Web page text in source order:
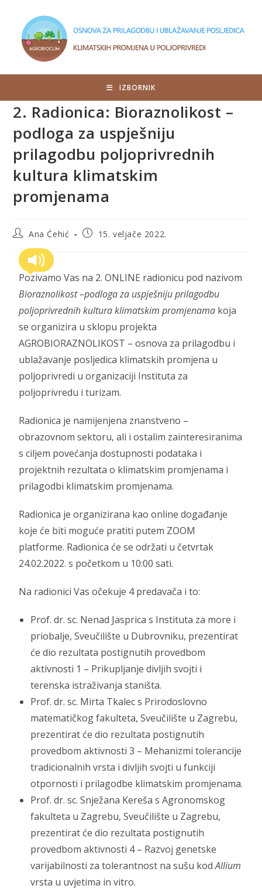
IZBORNIK
2. Radionica: Bioraznolikost –
podloga za uspješniju
prilagodbu poljoprivrednih
kultura klimatskim
promjenama
Ana Ćehić 15. veljače 2022.
Pozivamo Vas na 2. ONLINE radionicu pod nazivom
Bioraznolikost –podloga za uspješniju prilagodbu
poljoprivrednih kultura klimatskim promjenama koja
se organizira u sklopu projekta
AGROBIORAZNOLIKOST – osnova za prilagodbu i
ublažavanje posljedica klimatskih promjena u
poljoprivredi u organizaciji Instituta za
poljoprivredu i turizam.
Radionica je namijenjena znanstveno –
obrazovnom sektoru, ali i ostalim zainteresiranima
s ciljem povećanja dostupnosti podataka i
projektnih rezultata o klimatskim promjenama i
prilagodbi klimatskim promjenama.
Radionica je organizirana kao online događanje
koje će biti moguće pratiti putem ZOOM
platforme. Radionica će se održati u četvrtak
24.02.2022. s početkom u 10:00 sati.
Na radionici Vas očekuje 4 predavača i to:
Prof. dr. sc. Nenad Jasprica s Instituta za more i
priobalje, Sveučilište u Dubrovniku, prezentirat
će dio rezultata postignutih provedbom
aktivnosti 1 – Prikupljanje divljih svojti i
terenska istraživanja staništa.
Prof. dr. sc. Mirta Tkalec s Prirodoslovno
matematičkog fakulteta, Sveučilište u Zagrebu,
prezentirat će dio rezultata postignutih
provedbom aktivnosti 3 – Mehanizmi tolerancije
tradicionalnih vrsta i divljih svojti u funkciji
otpornosti i prilagodbe klimatskim promjenama.
Prof. dr. sc. Snježana Kereša s Agronomskog
fakulteta u Zagrebu, Sveučilište u Zagrebu,
prezentirat će dio rezultata postignutih
provedbom aktivnosti 4 – Razvoj genetske
varijabilnosti za tolerantnost na sušu kodAllium
vrsta u uvjetima in vitro.